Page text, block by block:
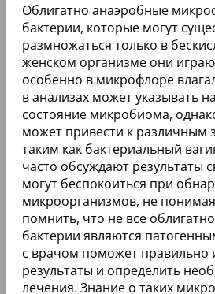
Облигатно анаэробные
бактерии, которые могут
размножаться только в
женском организме они
особенно в микрофлоре
в анализах может указывать
состояние микробиома,
может привести к различным
таким как бактериальный
часто обсуждают результаты
могут беспокоиться при
микроорганизмов, не
помнить, что не все
бактерии являются
с врачом поможет правильно
результаты и определить
лечения. Знание о таких